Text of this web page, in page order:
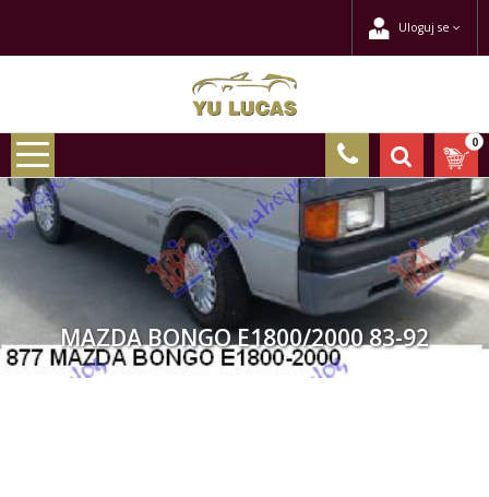
Uloguj se
0
MAZDA BONGO E1800/2000 83-92